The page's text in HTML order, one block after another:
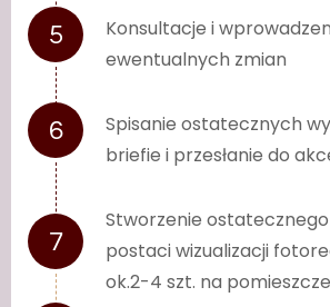
Konsultacje i
ewentualnych zmian
Spisanie ostatecznych
briefie i przesłanie do
Stworzenie
postaci wizualizacji
ok.2-4 szt. na